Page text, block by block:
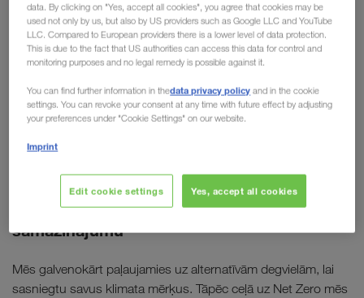
pakalpojumu sniedzēja verificētāBook & Claim sistēma
nodrošina, ka visā pārvadājumu ķēdē varam pārskatāmi un
saprotamipierādīt mazāk izmešu radošas degvielas un
piedziņas izmantošanu. No tā gūst labumu mūsu klienti,
kuri šos CO₂ ietaupījumus var ieskaitīt savas emisiju bilances
aprēķinā.
Ar spēcīgām aliansēm uz mērķi
Alternatīvās degvielas kā atslēga uz CO₂
samazinājumu
Mēs galvenokārt paļaujamies uz alternatīvām degvielām, lai
sasniegtu savus klimata mērķus. Tāpēc ceļā uz Net Zero mēs
data. By clicking on "Yes, accept all cookies", you agree that cookies may be
used not only by us, but also by US providers such as Google LLC and YouTube
LLC. Compared to European providers there is a lower level of data protection.
This is due to the fact that US authorities can access this data for control and
monitoring purposes and no legal remedy is possible against it.
You can find further information in thedata privacy policy and in the cookie
settings. You can revoke your consent at any time with future effect by adjusting
your preferences under "Cookie Settings" on our website.
Imprint
Edit cookie settings Yes, accept all cookies